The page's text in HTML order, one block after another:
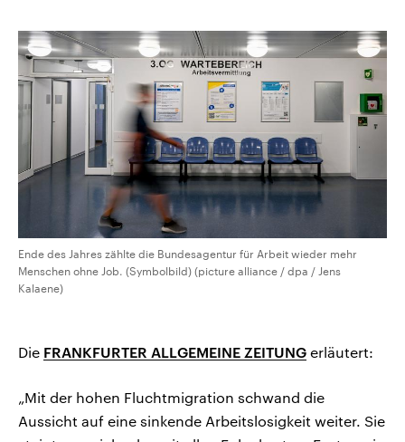
Wahlprogramme, aktuelle Berichte
und Hintergründe zu den Parteien
und Kandidaten der anstehenden
Wahl.
Sendungen Programm Podcasts
Audio-Archiv
Ende des Jahres zählte die Bundesagentur für Arbeit wieder mehr
Menschen ohne Job. (Symbolbild) (picture alliance / dpa / Jens
Kalaene)
Die FRANKFURTER ALLGEMEINE ZEITUNG erläutert:
„Mit der hohen Fluchtmigration schwand die
Aussicht auf eine sinkende Arbeitslosigkeit weiter. Sie